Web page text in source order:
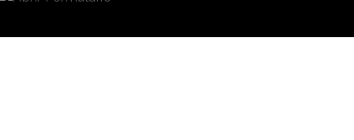
Contacto